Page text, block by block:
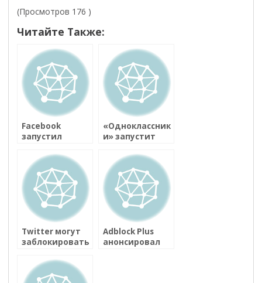
(Просмотров 176 )
Читайте Также:
Facebook
запустил
денежных
переводов
«Одноклассник
и» запустит
кинотеатр для
мобильных
устройств
Twitter могут
заблокировать
России
Adblock Plus
анонсировал